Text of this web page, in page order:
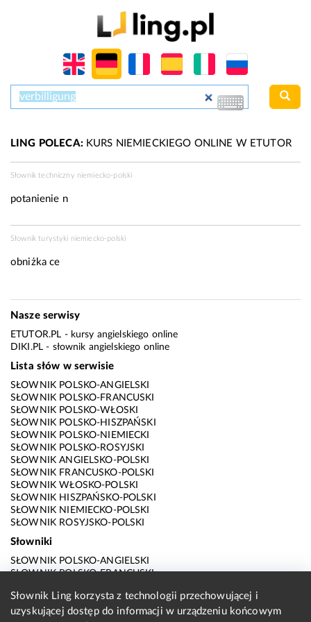
LING POLECA:KURS NIEMIECKIEGO ONLINE W ETUTOR
Słownik techniczny niemiecko-polski
potanienie n
Słownik turystyki niemiecko-polski
obniżka ce
Nasze serwisy
ETUTOR.PL - kursy angielskiego online
DIKI.PL - słownik angielskiego online
Lista słów w serwisie
SŁOWNIK POLSKO-ANGIELSKI
SŁOWNIK POLSKO-FRANCUSKI
SŁOWNIK POLSKO-WŁOSKI
SŁOWNIK POLSKO-HISZPAŃSKI
SŁOWNIK POLSKO-NIEMIECKI
SŁOWNIK POLSKO-ROSYJSKI
SŁOWNIK ANGIELSKO-POLSKI
SŁOWNIK FRANCUSKO-POLSKI
SŁOWNIK WŁOSKO-POLSKI
SŁOWNIK HISZPAŃSKO-POLSKI
SŁOWNIK NIEMIECKO-POLSKI
SŁOWNIK ROSYJSKO-POLSKI
Słowniki
SŁOWNIK POLSKO-ANGIELSKI
SŁOWNIK POLSKO-FRANCUSKI
SŁOWNIK POLSKO-HISZPAŃSKI
SŁOWNIK POLSKO-NIEMIECKI
Słownik Ling korzysta z technologii przechowującej i
uzyskującej dostęp do informacji w urządzeniu końcowym